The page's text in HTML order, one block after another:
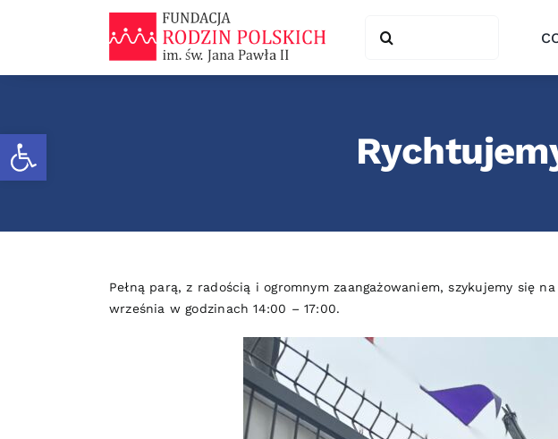
Otwórz pasek narzędzi
for:
Pełną parą, z radością i ogromnym zaangażowaniem, szykujemy się
września w godzinach 14:00 – 17:00.